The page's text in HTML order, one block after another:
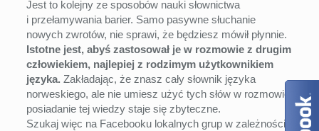
Jest to kolejny ze sposobów nauki słownictwa
i przełamywania barier. Samo pasywne słuchanie
nowych zwrotów, nie sprawi, że będziesz mówił płynnie.
Istotne jest, abyś zastosował je w rozmowie z drugim
człowiekiem, najlepiej z rodzimym użytkownikiem
języka. Zakładając, że znasz cały słownik języka
norweskiego, ale nie umiesz użyć tych słów w rozmowie,
posiadanie tej wiedzy staje się zbyteczne.
Szukaj więc na Facebooku lokalnych grup w zależności